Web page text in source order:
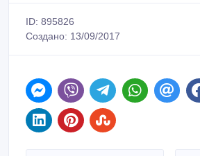
ID: 895826
Создано: 13/09/2017